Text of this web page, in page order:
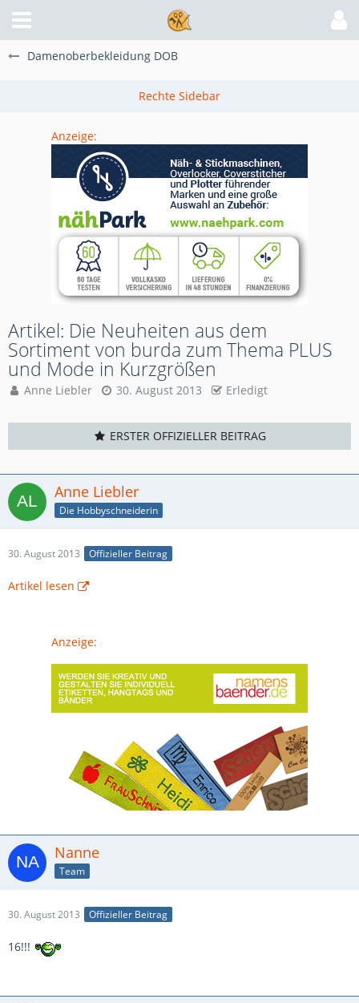
Damenoberbekleidung DOB
Anzeige:
Artikel: Die Neuheiten aus dem
Sortiment von burda zum Thema PLUS
und Mode in Kurzgrößen
Anne Liebler 30. August 2013 Erledigt
ERSTER OFFIZIELLER BEITRAG
Anne Liebler
Die Hobbyschneiderin
30. August 2013 Offizieller Beitrag
Artikel lesen
Anzeige:
Nanne
Team
30. August 2013 Offizieller Beitrag
16!!!